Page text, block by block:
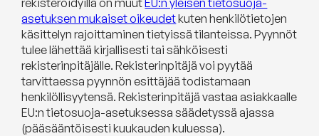
asetuksen mukaiset oikeudetkuten henkilötietojen
käsittelyn rajoittaminen tietyissä tilanteissa. Pyynnöt
tulee lähettää kirjallisesti tai sähköisesti
rekisterinpitäjälle. Rekisterinpitäjä voi pyytää
tarvittaessa pyynnön esittäjää todistamaan
henkilöllisyytensä. Rekisterinpitäjä vastaa asiakkaalle
EU:n tietosuoja-asetuksessa säädetyssä ajassa
(pääsääntöisesti kuukauden kuluessa).